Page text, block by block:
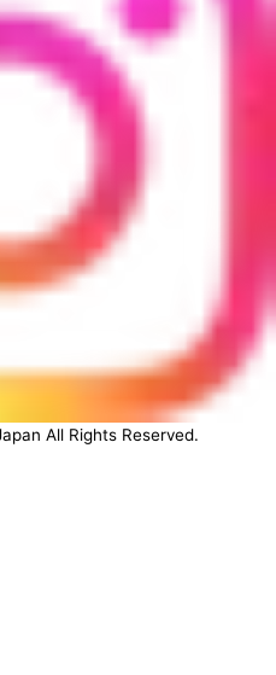
All Rights Reserved.